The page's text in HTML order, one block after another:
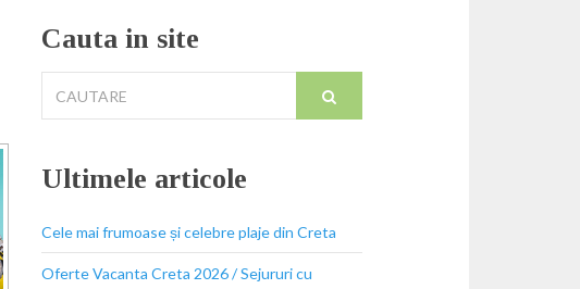
Cauta in site
pentru:
Ultimele articole
Cele mai frumoase și celebre plaje din Creta
Oferte Vacanta Creta 2026 / Sejururi cu